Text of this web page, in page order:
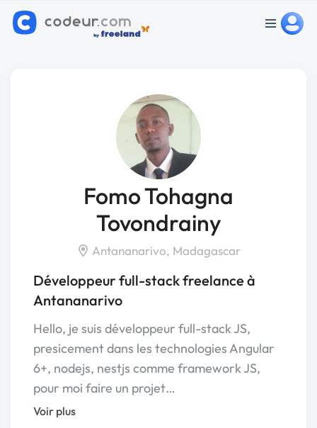
Fomo Tohagna
Tovondrainy
Antananarivo, Madagascar
Développeur full-stack freelance à
Antananarivo
Hello, je suis développeur full-stack JS,
presicement dans les technologies Angular
6+, nodejs, nestjs comme framework JS,
pour moi faire un projet…
Voir plus